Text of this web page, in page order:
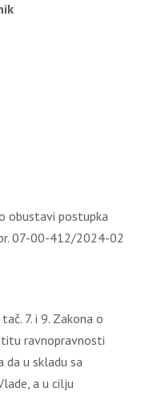
obustavi postupka
07-00-412/2024-02
7. i 9. Zakona o
ravnopravnosti
da u skladu sa
a u cilju